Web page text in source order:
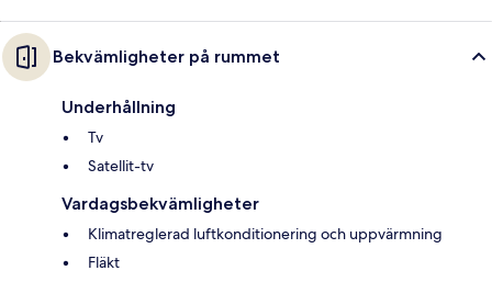
Bekvämligheter på rummet
Underhållning
Tv
Satellit-tv
Vardagsbekvämligheter
Klimatreglerad luftkonditionering och uppvärmning
Fläkt